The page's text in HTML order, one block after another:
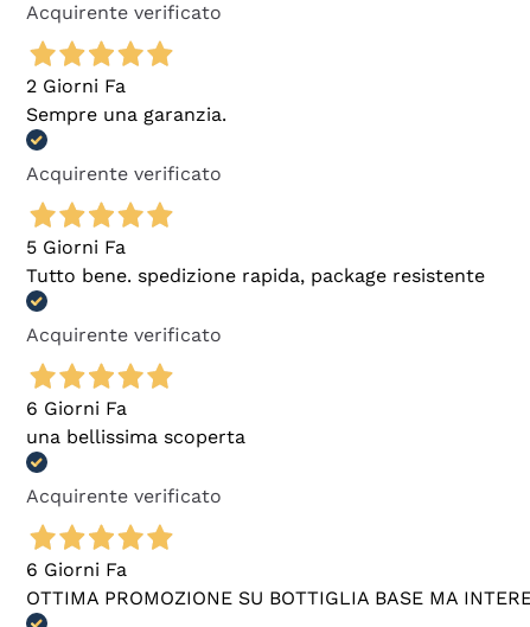
Acquirente verificato
2 Giorni Fa
Sempre una garanzia.
Acquirente verificato
5 Giorni Fa
Tutto bene. spedizione rapida, package resistente
Acquirente verificato
6 Giorni Fa
una bellissima scoperta
Acquirente verificato
6 Giorni Fa
OTTIMA PROMOZIONE SU BOTTIGLIA BASE MA